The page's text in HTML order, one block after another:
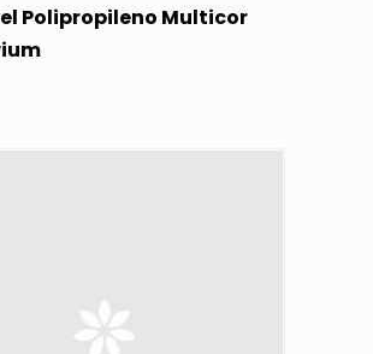
Polipropileno Multicor